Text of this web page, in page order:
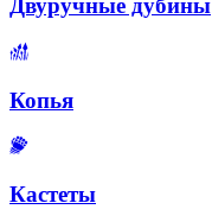
Двуручные дубины
Копья
Кастеты